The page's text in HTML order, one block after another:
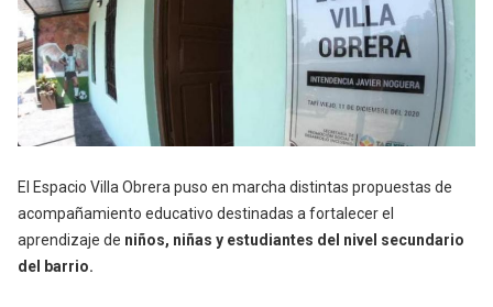
El Espacio Villa Obrera puso en marcha distintas propuestas de
acompañamiento educativo destinadas a fortalecer el
aprendizaje de niños, niñas y estudiantes del nivel secundario
del barrio.